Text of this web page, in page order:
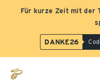
Für kurze Zeit mit der
DANKE26